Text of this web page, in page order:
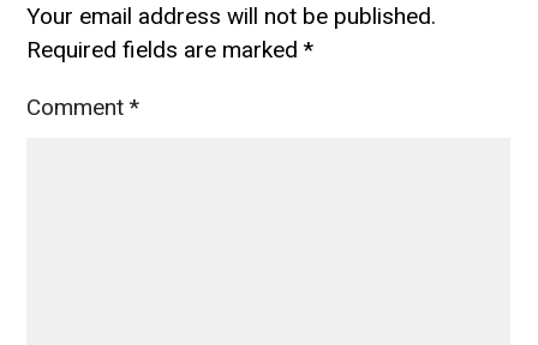
Your email address will not be published.
Required fields are marked*
Comment*